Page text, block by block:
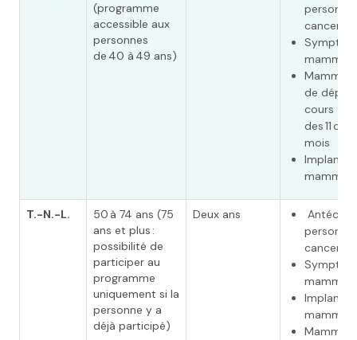
(programme
accessible aux
personnes
de 40 à 49 ans)
cancer
de
cours
des 11
mois
Implants
T.-N.-L.
50 à 74 ans (75
ans et plus :
possibilité de
participer au
programme
uniquement si la
personne y a
déjà participé)
Deux ans
cancer
Implants